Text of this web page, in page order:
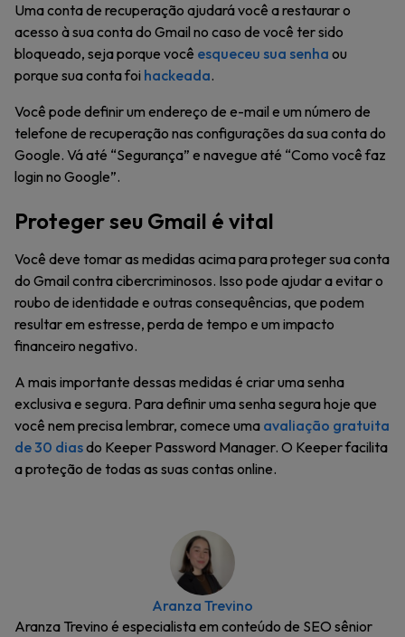
Uma conta de recuperação ajudará você a restaurar o
acesso à sua conta do Gmail no caso de você ter sido
bloqueado, seja porque você esqueceu sua senha ou
porque sua conta foi hackeada.
Você pode definir um endereço de e-mail e um número de
telefone de recuperação nas configurações da sua conta do
Google. Vá até “Segurança” e navegue até “Como você faz
login no Google”.
Proteger seu Gmail é vital
Você deve tomar as medidas acima para proteger sua conta
do Gmail contra cibercriminosos. Isso pode ajudar a evitar o
roubo de identidade e outras consequências, que podem
resultar em estresse, perda de tempo e um impacto
financeiro negativo.
A mais importante dessas medidas é criar uma senha
exclusiva e segura. Para definir uma senha segura hoje que
você nem precisa lembrar, comece uma avaliação gratuita
de 30 diasdo Keeper Password Manager. O Keeper facilita
a proteção de todas as suas contas online.
Aranza Trevino
Aranza Trevino é especialista em conteúdo de SEO sênior